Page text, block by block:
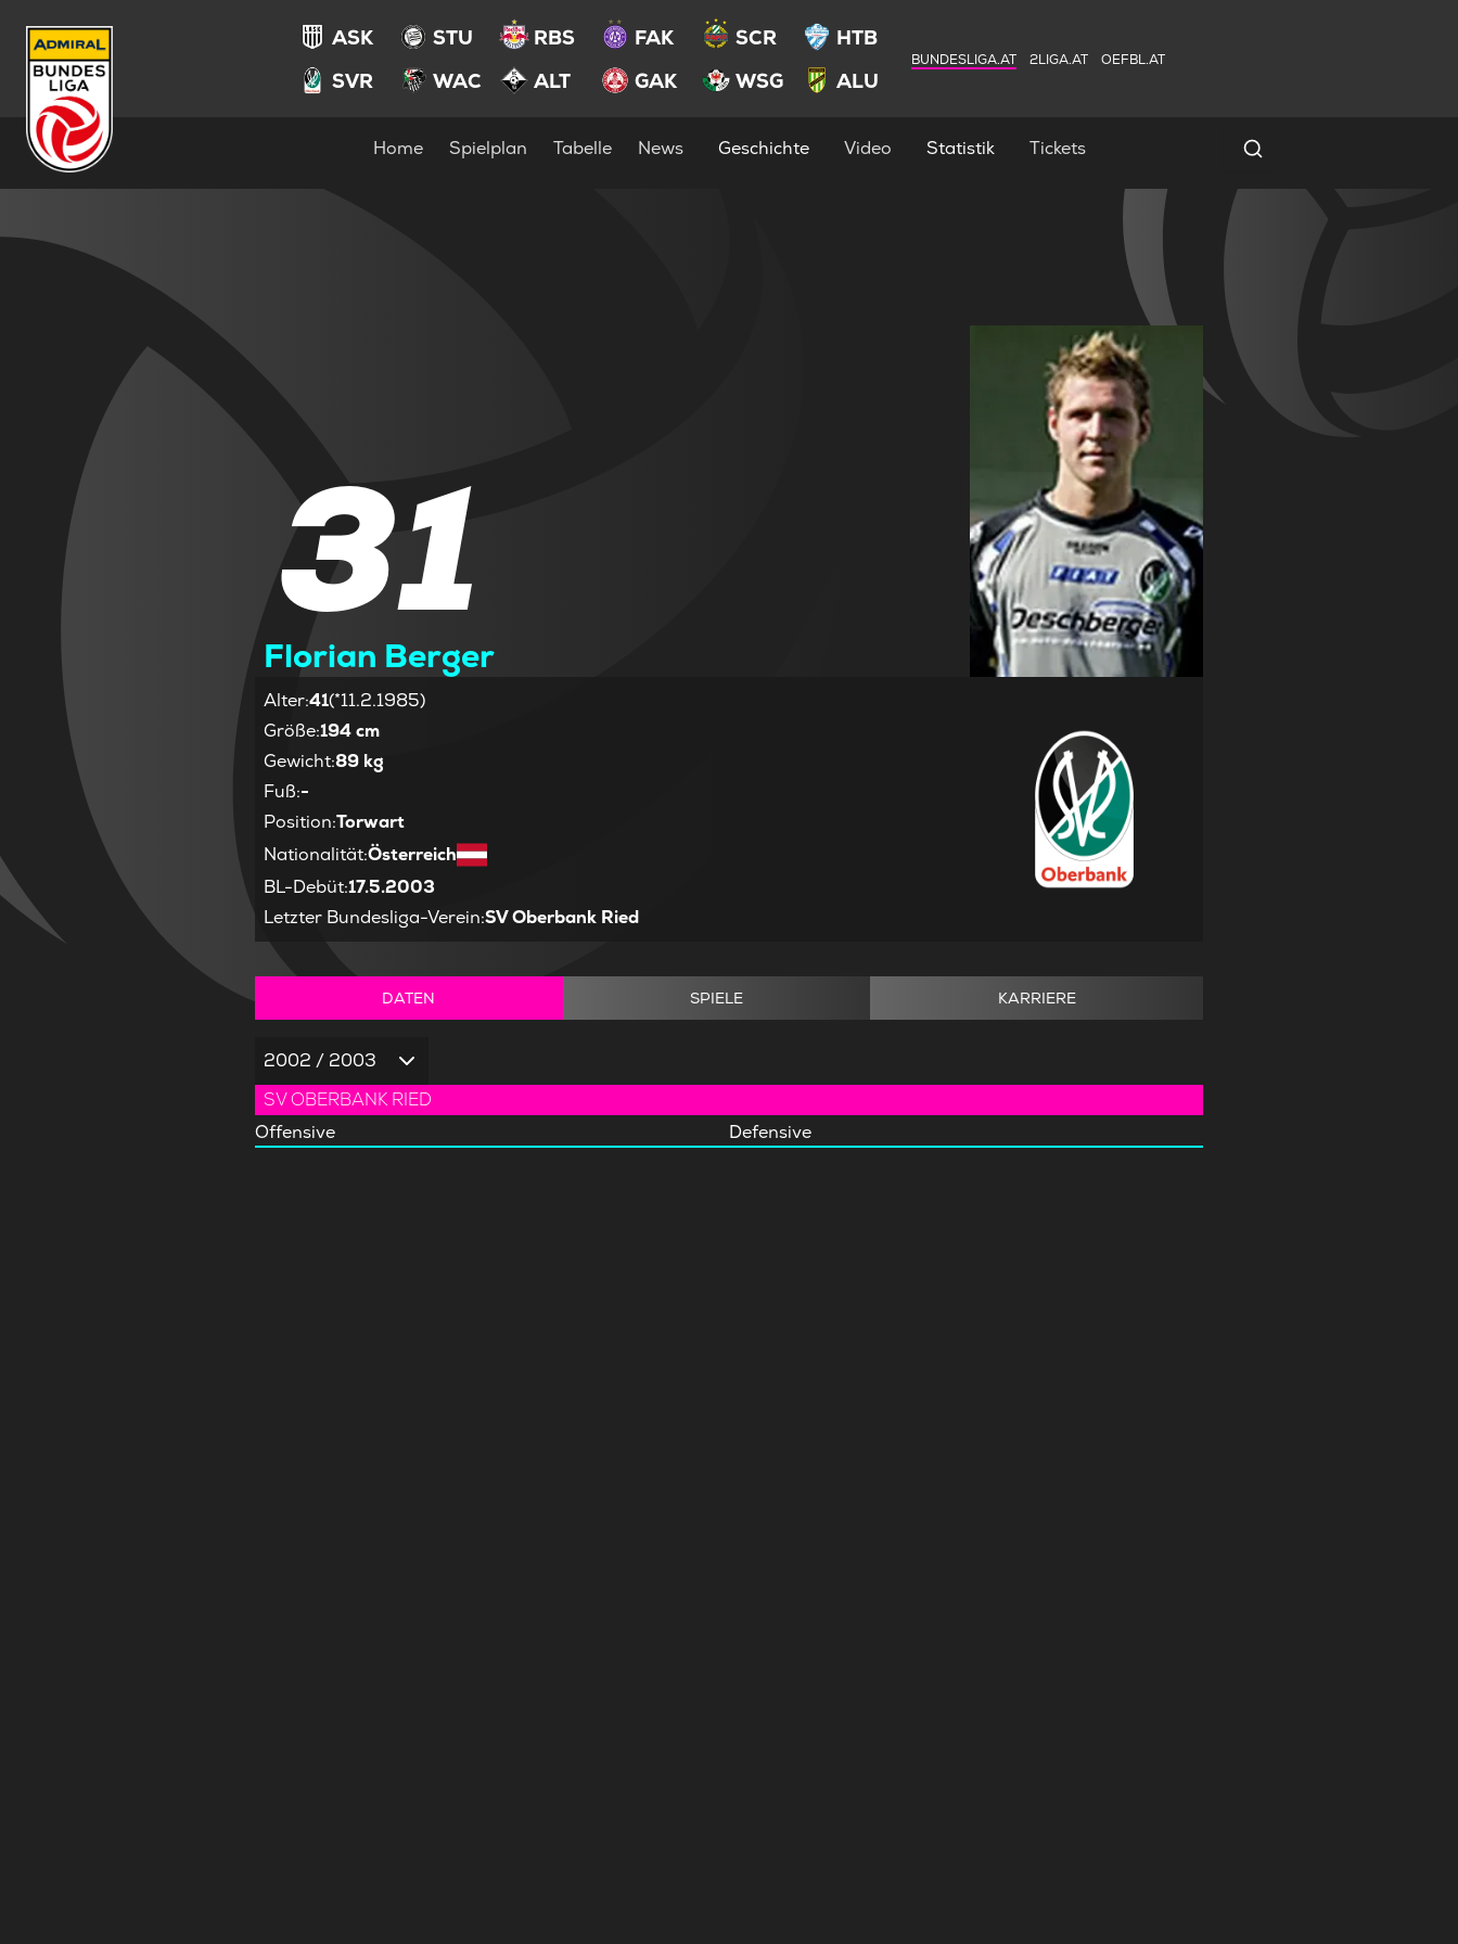
ASK STU RBS FAK SCR
HTB
SVR
WAC ALT GAK WSG ALU
BUNDESLIGA.AT 2LIGA.AT OEFBL.AT
Home Spielplan Tabelle News Geschichte Video Statistik Tickets Spielersuche
31
Florian Berger
Alter:41(*11.2.1985)
Größe:194 cm
Gewicht:89 kg
Fuß:-
Position:Torwart
Nationalität:Österreich
BL-Debüt:17.5.2003
Letzter Bundesliga-Verein:SV Oberbank Ried
DATEN SPIELE KARRIERE
2002 / 2003
SV OBERBANK RIED
Offensive
Defensive